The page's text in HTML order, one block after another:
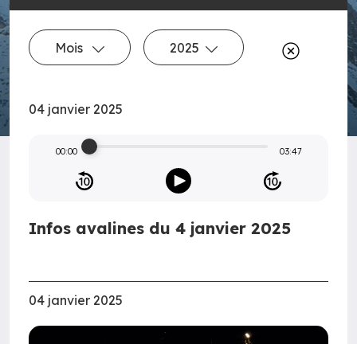
Mois 2025
04 janvier 2025
00:00 03:47
Infos avalines du 4 janvier 2025
04 janvier 2025